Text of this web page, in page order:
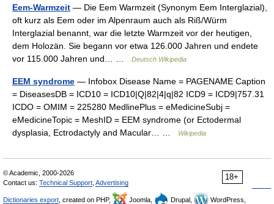
Eem-Warmzeit — Die Eem Warmzeit (Synonym Eem Interglazial),
oft kurz als Eem oder im Alpenraum auch als Riß/Würm
Interglazial benannt, war die letzte Warmzeit vor der heutigen,
dem Holozän. Sie begann vor etwa 126.000 Jahren und endete
vor 115.000 Jahren und… …
Deutsch Wikipedia
EEM syndrome — Infobox Disease Name = PAGENAME Caption
= DiseasesDB = ICD10 = ICD10|Q|82|4|q|82 ICD9 = ICD9|757.31
ICDO = OMIM = 225280 MedlinePlus = eMedicineSubj =
eMedicineTopic = MeshID = EEM syndrome (or Ectodermal
dysplasia, Ectrodactyly and Macular… …
Wikipedia
18+
© Academic, 2000-2026
Contact us: Technical Support Advertising
Dictionaries export , created on PHP, Joomla, Drupal,
WordPress,